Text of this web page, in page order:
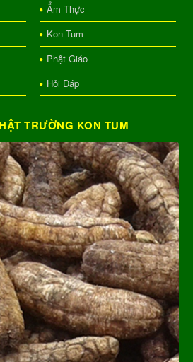
Ẩm Thực
Kon Tum
Phật Giáo
Hỏi Đáp
TRƯỜNG KON TUM